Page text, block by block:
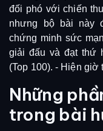
đối phó với chiến
nhưng bộ bài này
chứng minh sức
giải đấu và đạt thứ
(Top 100). - Hiện giờ
Những
trong bài